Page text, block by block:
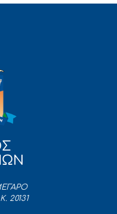
20131